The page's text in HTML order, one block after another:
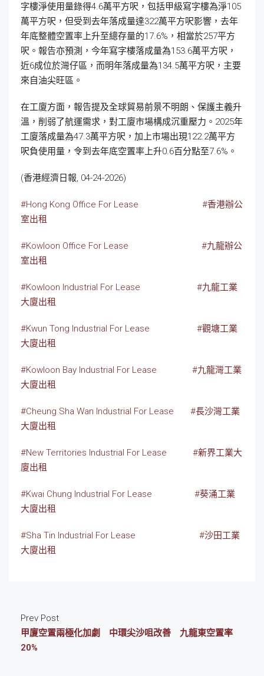
字樓淨使用量錄得4.6萬平方呎，包括甲級寫字樓為淨105
萬平方呎，但受到去年落成量達322萬平方呎影響，去年
年底整體空置率上升至總存量的17.6%，相當於257平方
呎。報告亦預測，今年寫字樓落成量為153.6萬平方呎，
近6成位於灣仔區，而明年落成量為134.5萬平方呎，主要
來自油尖旺區。
在工廈方面，報告提及全球貿易前景不明朗、保護主義升
溫，削弱了航運需求，對工廈市場構成沉重壓力。2025年
工廈落成量為47.3萬平方呎，加上市場出現122.2萬平方
呎負使用量，令到去年底空置率上升0.6百分點至7.6%。
(香港經濟日報, 04-24-2026)
#Hong Kong Office For Lease
#香港辦公
室出租
#Kowloon Office For Lease
#九龍辦公
室出租
#Kowloon Industrial For Lease
#九龍工業
大廈出租
#Kwun Tong Industrial For Lease
#觀塘工業
大廈出租
#Kowloon Bay Industrial For Lease
#九龍灣工業
大廈出租
#Cheung Sha Wan Industrial For Lease
#長沙灣工業
大廈出租
#New Territories Industrial For Lease
#新界工業大
廈出租
#Kwai Chung Industrial For Lease
#葵涌工業
大廈出租
#Sha Tin Industrial For Lease
#沙田工業
大廈出租
Prev Post
甲廈空置兩極化加劇 中環尖沙咀改善 九龍東空置率
20%